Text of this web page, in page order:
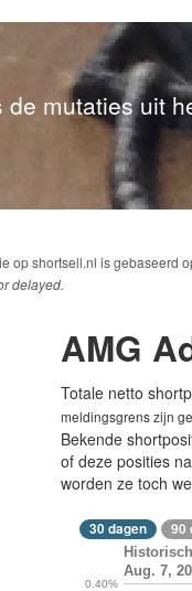
de mutaties uit
op shortsell.nl is gebaseerd
delayed.
AMG
Totale netto
meldingsgrens zijn
Bekende
of deze posities
worden ze toch
30 dagen 90
Aug. 7,
0.40%